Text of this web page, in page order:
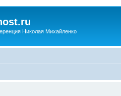
Николая Михайленко